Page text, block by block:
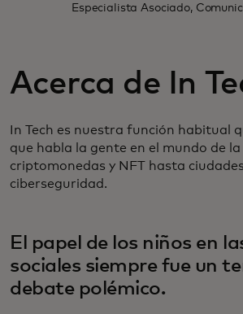
Especialista Asociado,
Acerca de In
In Tech es nuestra función habitual
que habla la gente en el mundo de
criptomonedas y NFT hasta
ciberseguridad.
El papel de los niños en
sociales siempre fue un
debate polémico.